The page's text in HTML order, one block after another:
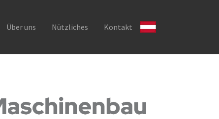
Über uns Nützliches Kontakt